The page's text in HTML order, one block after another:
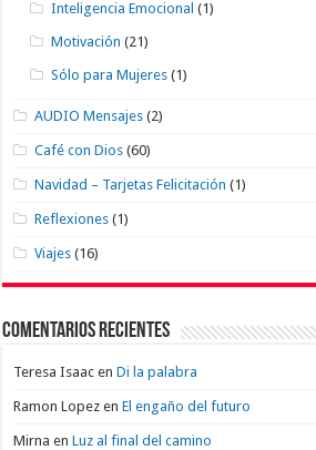
Inteligencia Emocional (1)
Motivación (21)
Sólo para Mujeres (1)
AUDIO Mensajes (2)
Café con Dios (60)
Navidad – Tarjetas Felicitación (1)
Reflexiones (1)
Viajes (16)
Comentarios recientes
Teresa Isaac enDi la palabra
Ramon Lopez enEl engaño del futuro
Mirna enLuz al final del camino